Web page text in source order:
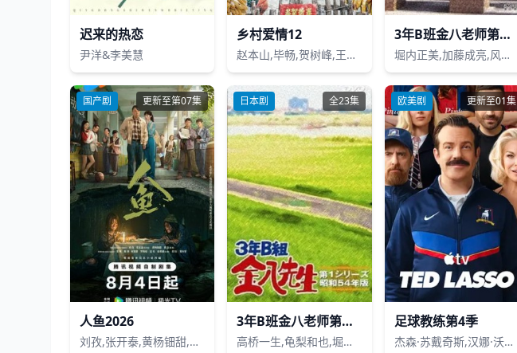
迟来的热恋
尹洋&李美慧
乡村爱情12
赵本山,毕畅,贺树峰,王小利,刘小光,唐鉴军,曹桐睿,宋晓峰,蔡维利,于月仙,马心怡,闫光明,唐娜
3年B班金八老师第七季
堀内正美,加藤成亮,风间俊介,星野真里,倍赏美津子,阿知波悟美,武田铁矢,上户彩,福田沙纪,岩田小百合,渡边有菜,石田未来,松下惠,丸山秀美,萩尾绿,八乙女光,鲇川太阳,深江卓次
国产剧 更新至第07集
人鱼2026
刘孜,张开泰,黄杨钿甜,董勇,张帆,陈创,何思甜,张棪琰,罗海琼,是安,赵健,段钰,董向荣,薛佳凝,方晓东,李庆誉,张译文
日本剧 全23集
3年B班金八老师第五季
高桥一生,龟梨和也,堀内正美,金田明夫,风间俊介,星野真里,倍赏美津子,武田铁矢,平野良
欧美剧 更新至01集
足球教练第4季
杰森·苏戴奇斯,汉娜·沃丁厄姆,朱诺·坦普尔,布雷特·戈德斯坦,杰里米·斯威夫特,布兰登·亨特,塔尼娅·雷诺兹,裘德·马克,费伊·马赛,雷克斯·海耶斯,艾斯林·沙基,艾比·赫恩,格兰特·菲利,索菲·西蒙特,克莱尔·阿什顿,米歇尔·戴维森,尼尔·多德森-哈托